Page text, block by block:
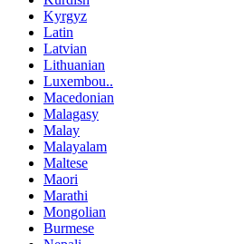
Kyrgyz
Latin
Latvian
Lithuanian
Luxembou..
Macedonian
Malagasy
Malay
Malayalam
Maltese
Maori
Marathi
Mongolian
Burmese